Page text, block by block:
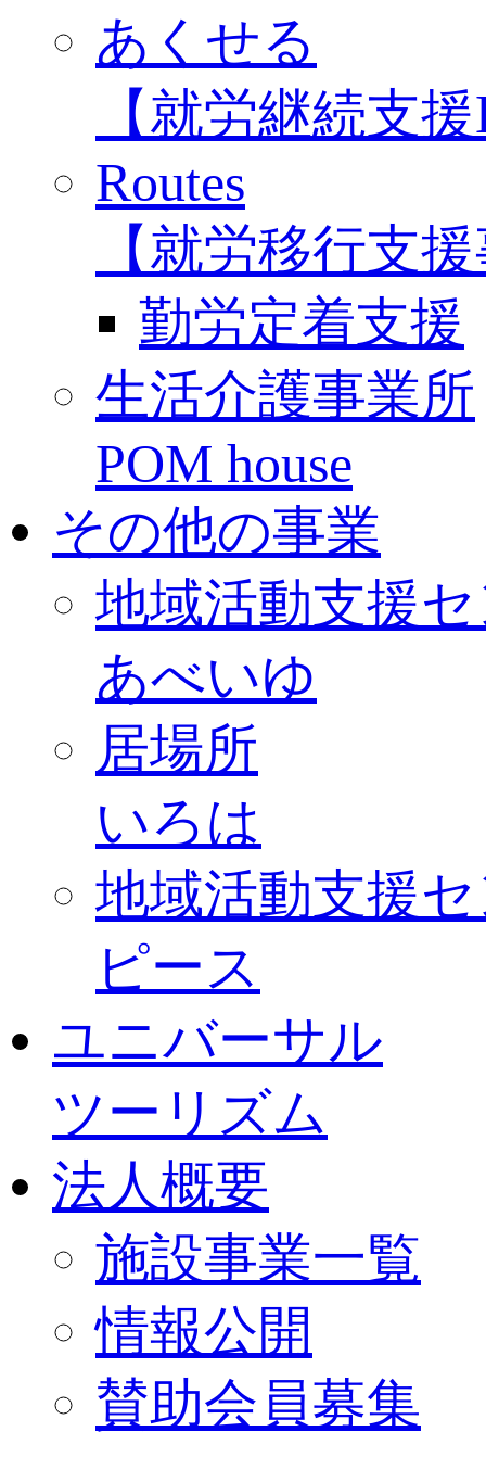
あくせる
【就労継続支
Routes
【就労移行支
勤労定着支援
生活介護事業所
POM house
その他の事業
地域活動支援
あべいゆ
居場所
いろは
地域活動支援
ピース
ユニバーサル
ツーリズム
法人概要
施設事業一覧
情報公開
賛助会員募集